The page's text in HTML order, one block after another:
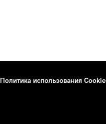
Политика использования Cookie